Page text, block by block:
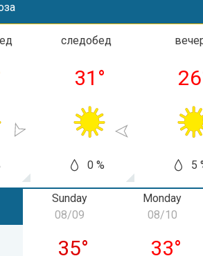
следобед
31 °
0 %
26
5
08/08
Sunday
Sunday, 08/09
08/09
35°
Monday
Monday,
08/10
33°